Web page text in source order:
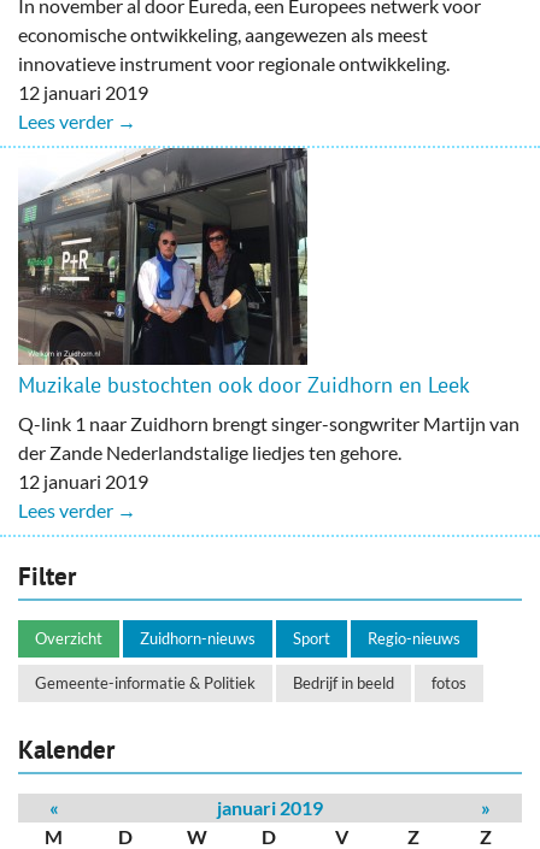
In november al door Eureda, een Europees netwerk voor
economische ontwikkeling, aangewezen als meest
innovatieve instrument voor regionale ontwikkeling.
12 januari 2019
Lees verder →
Muzikale bustochten ook door Zuidhorn en Leek
Q-link 1 naar Zuidhorn brengt singer-songwriter Martijn van
der Zande Nederlandstalige liedjes ten gehore.
12 januari 2019
Lees verder →
Filter
Overzicht Zuidhorn-nieuws Sport Regio-nieuws
Gemeente-informatie & Politiek Bedrijf in beeld fotos
Kalender
« januari 2019
»
M
D W D V Z
Z